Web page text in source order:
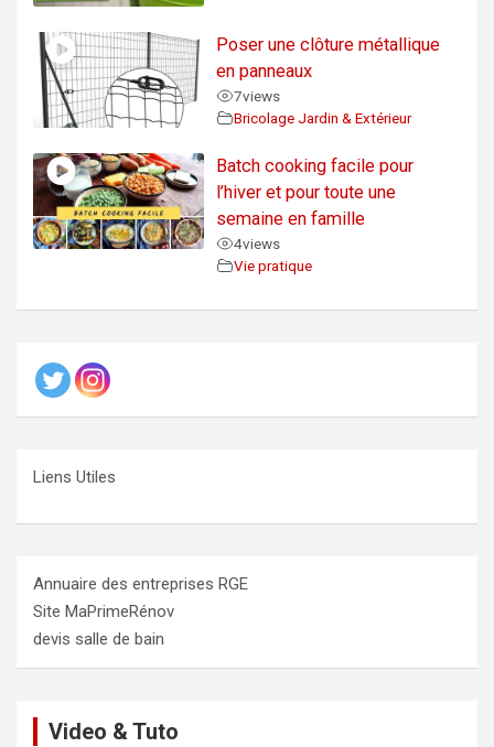
Poser une clôture métallique
en panneaux
7views
Bricolage Jardin & Extérieur
Batch cooking facile pour
l’hiver et pour toute une
semaine en famille
4views
Vie pratique
Liens Utiles
Annuaire des entreprises RGE
Site MaPrimeRénov
devis salle de bain
Video & Tuto